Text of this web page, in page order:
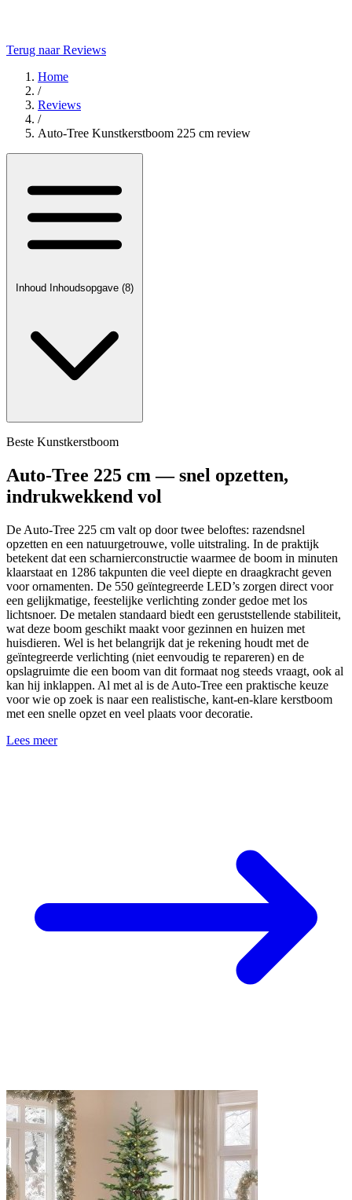
Terug naar Reviews
Home
/
Reviews
/
Auto‑Tree Kunstkerstboom 225 cm review
Inhoud Inhoudsopgave (8)
Beste Kunstkerstboom
Auto‑Tree 225 cm — snel opzetten,
indrukwekkend vol
De Auto‑Tree 225 cm valt op door twee beloftes: razendsnel
opzetten en een natuurgetrouwe, volle uitstraling. In de praktijk
betekent dat een scharnierconstructie waarmee de boom in minuten
klaarstaat en 1286 takpunten die veel diepte en draagkracht geven
voor ornamenten. De 550 geïntegreerde LED’s zorgen direct voor
een gelijkmatige, feestelijke verlichting zonder gedoe met los
lichtsnoer. De metalen standaard biedt een geruststellende stabiliteit,
wat deze boom geschikt maakt voor gezinnen en huizen met
huisdieren. Wel is het belangrijk dat je rekening houdt met de
geïntegreerde verlichting (niet eenvoudig te repareren) en de
opslagruimte die een boom van dit formaat nog steeds vraagt, ook al
kan hij inklappen. Al met al is de Auto‑Tree een praktische keuze
voor wie op zoek is naar een realistische, kant-en-klare kerstboom
met een snelle opzet en veel plaats voor decoratie.
Lees meer